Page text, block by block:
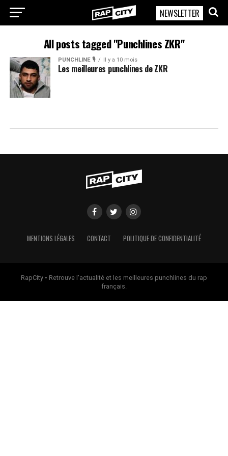
RapCity
NEWSLETTER
All posts tagged "Punchlines ZKR"
PUNCHLINE 🎙️ Il y a 10 mois
Les meilleures punchlines de ZKR
MENTIONS LÉGALES CONTACT POLITIQUE DE CONFIDENTIALITÉ
RapCity • Retrouve l'actualité et les meilleures punchlines du rap
français.